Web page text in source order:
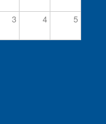
3 4 5